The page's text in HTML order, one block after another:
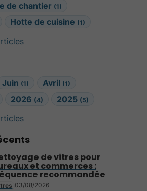
de chantier (1)
Hotte de cuisine (1)
Juin (1) Avril (1)
2026 (4) 2025 (5)
03/08/2026
de vitres pour
et commerces :
recommandée